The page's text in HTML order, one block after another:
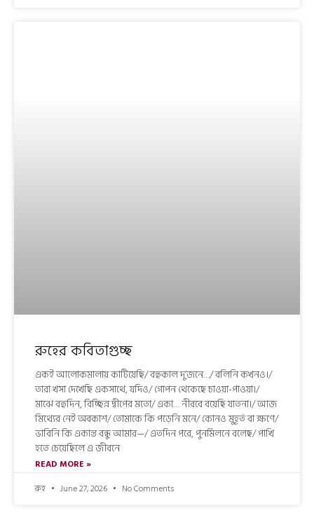
রুহের কবিতাগুচ্ছ
একই আলোকমালায় কাটিয়েছি/ বহুকাল দু’জনে…/ বলিনি কখনও।/
তারা খসা দেখেছি একসাথে, যদিও/ গোপন থেকেছে চাওয়া-পাওয়া।/
মাঝে বহুদিন, বিচ্ছিন্ন দ্বীপের মতো/ একা… নীরবে বয়েছি যাতনা।/ আজ
মিথ্যের নেই অবকাশ/ তোমাকে কি পড়েনি মনে/ কোনও মুহূর্ত বা ক্ষণে/
ভাবিনি কি একান্ত বন্ধু আমার—/ এতদিন পরে, পুনর্মিলনে বলেছ/ পাখি
হতে চেয়েছিলে এ জীবনে
READ MORE »
রুহ
June 27, 2026 No Comments